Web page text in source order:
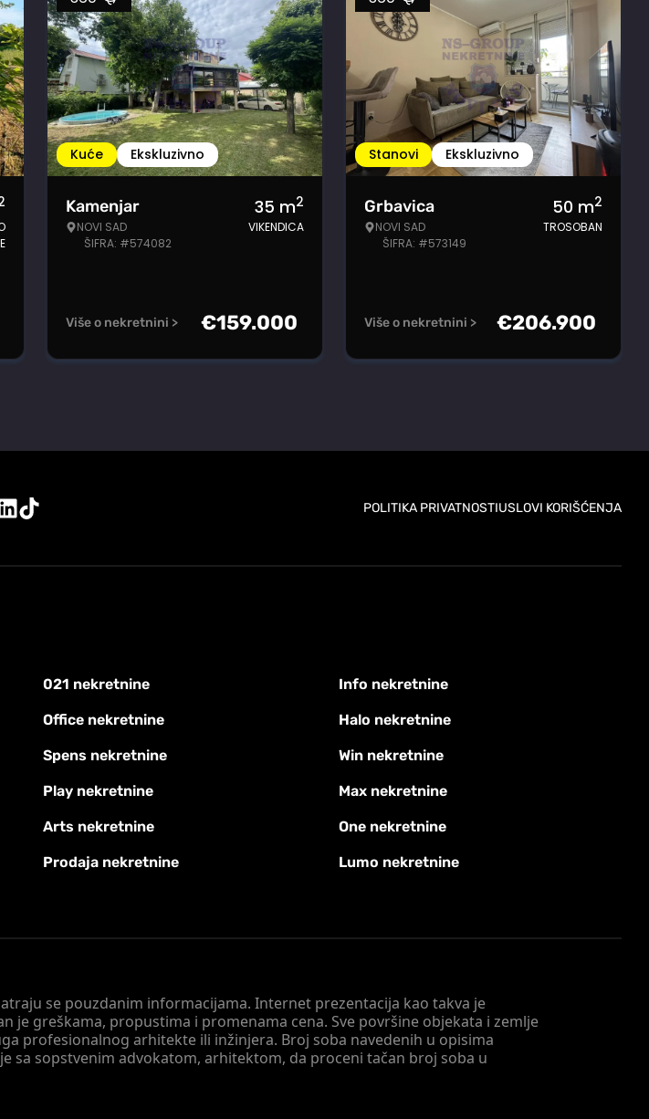
Kuće Ekskluzivno
Kamenjar
NOVI SAD
ŠIFRA: #574082
35 m2
VIKENDICA
Više o nekretnini > €159.000
Stanovi Ekskluzivno
Grbavica
NOVI SAD
ŠIFRA: #573149
50 m2
TROSOBAN
Više o nekretnini > €206.900
POLITIKA PRIVATNOSTIUSLOVI KORIŠĆENJA
se pouzdanim informacijama. Internet prezentacija kao takva je
greškama, propustima i promenama cena. Sve površine objekata i zemlje
profesionalnog arhitekte ili inžinjera. Broj soba navedenih u opisima
sa sopstvenim advokatom, arhitektom, da proceni tačan broj soba u
021 nekretnine Info nekretnine
Office nekretnine Halo nekretnine
Spens nekretnine Win nekretnine
Play nekretnine Max nekretnine
Arts nekretnine One nekretnine
Prodaja nekretnine Lumo nekretnine